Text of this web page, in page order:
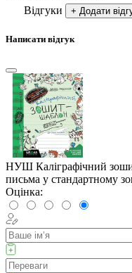
Відгуки
+ Додати
Написати відгук
НУШ Каліграфічний
письма у стандартному
Оцінка: